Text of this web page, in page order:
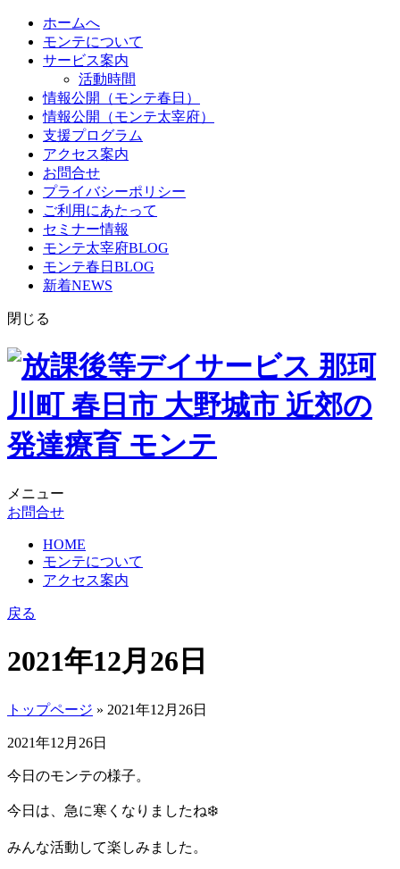
ホームへ
モンテについて
サービス案内
活動時間
情報公開（モンテ春日）
情報公開（モンテ太宰府）
支援プログラム
アクセス案内
お問合せ
プライバシーポリシー
ご利用にあたって
セミナー情報
モンテ太宰府BLOG
モンテ春日BLOG
新着NEWS
閉じる
メニュー
お問合せ
HOME
モンテについて
アクセス案内
戻る
2021年12月26日
トップページ » 2021年12月26日
2021年12月26日
今日のモンテの様子。
今日は、急に寒くなりましたね❄️
みんな活動して楽しみました。